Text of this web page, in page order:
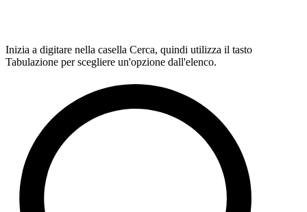
Inizia a digitare nella casella Cerca, quindi utilizza il tasto
Tabulazione per scegliere un'opzione dall'elenco.